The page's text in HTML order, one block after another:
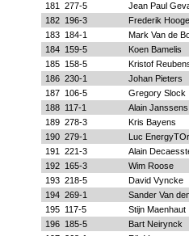
181
277-5
Jean Paul
182
196-3
Frederik
183
184-1
Mark Van de
184
159-5
Koen Bamelis
185
158-5
Kristof
186 230-1
Johan Pieters
187
106-5
Gregory Slock
188
117-1
Alain Janssens
189 278-3
Kris Bayens
190 279-1
Luc
191
221-3
Alain
192
165-3
Wim Roose
193 218-5
David Vyncke
194 269-1
Sander Van
195
117-5
Stijn Maenhaut
196
185-5
Bart Neirynck